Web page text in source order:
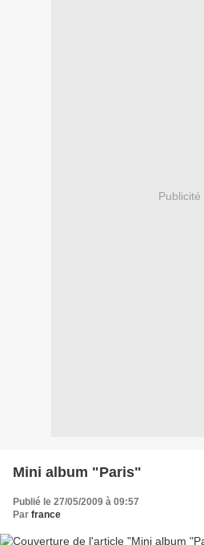
Publicité
Mini album "Paris"
Publié le 27/05/2009 à 09:57
Par france